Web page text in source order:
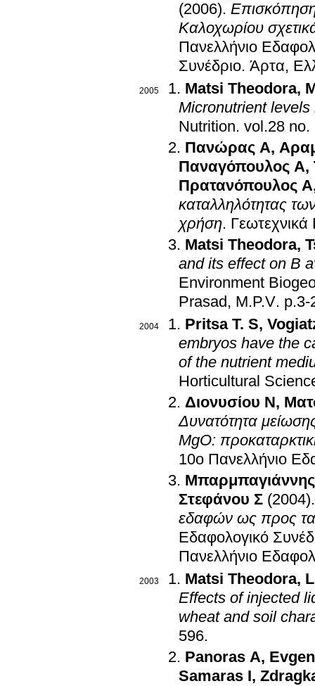
(2006).
Καλοχωρίου
Πανελλήνιο
Συνέδριο. Άρτα,
2005 Matsi Theodora,
Micronutrient
Nutrition.
Πανώρας Α,
Παναγόπουλος Α,
Πρατανόπουλος Α
καταλληλότητας
χρήση.
Matsi Theodora,
and its effect on B
Environment
Prasad, M.P.V. p.3-
2004 Pritsa T. S,
embryos have the
of the nutrient
Horticultural
Διονυσίου Ν,
Δυνατότητα
MgO:
10ο Πανελλήνιο
Στεφάνου Σ (2004)
εδαφών ως προς τα
Εδαφολογικό
Πανελλήνιο
2003 Matsi Theodora,
Effects of injected
wheat and soil
596.
Panoras A,
Samaras I,